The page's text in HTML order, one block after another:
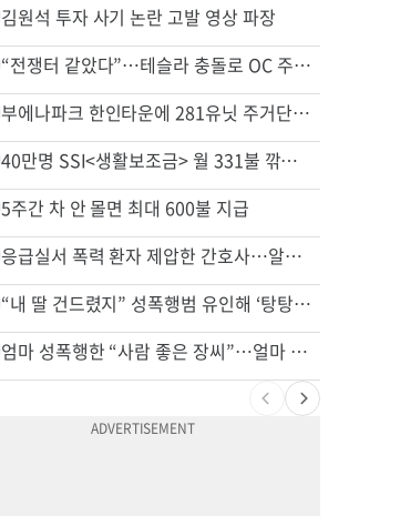
김원석 투자 사기 논란 고발 영상 파장
“전쟁터 같았다”…테슬라 충돌로 OC 주택 4채 파손
부에나파크 한인타운에 281유닛 주거단지 들어선다
40만명 SSI<생활보조금> 월 331불 깎이나
5주간 차 안 몰면 최대 600불 지급
응급실서 폭력 환자 제압한 간호사…알고 보니
“내 딸 건드렸지” 성폭행범 유인해 ‘탕탕’…아빠의 복수 결말
엄마 성폭행한 “사람 좋은 장씨”…얼마 뒤 딸 배도 불러왔다